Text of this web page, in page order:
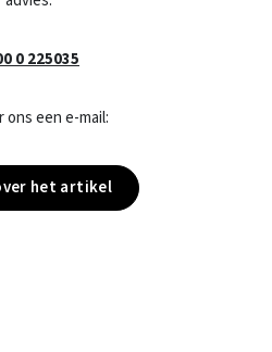
0 225035
ons een e-mail:
het artikel